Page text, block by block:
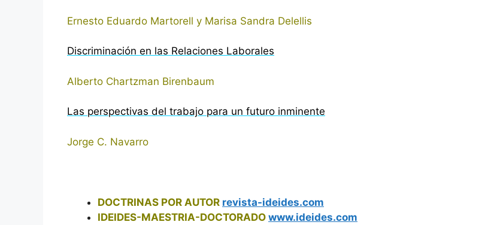
Ernesto Eduardo Martorell y Marisa Sandra Delellis
Discriminación en las Relaciones Laborales
Alberto Chartzman Birenbaum
Las perspectivas del trabajo para un futuro inminente
Jorge C. Navarro
DOCTRINAS POR AUTOR revista-ideides.com
IDEIDES-MAESTRIA-DOCTORADO www.ideides.com